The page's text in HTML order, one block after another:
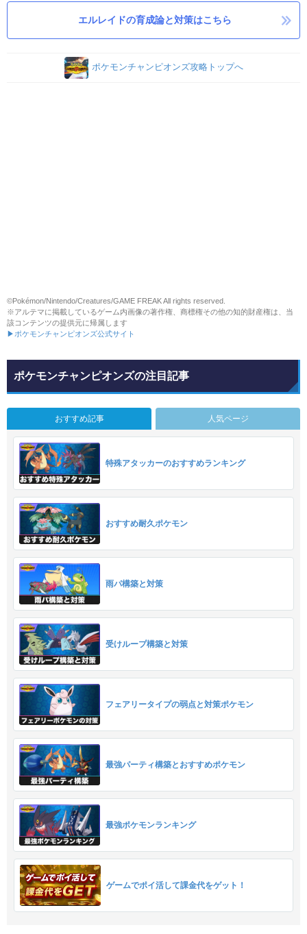
エルレイドの育成論と対策はこちら
ポケモンチャンピオンズ攻略トップへ
©Pokémon/Nintendo/Creatures/GAME FREAK All rights reserved.
※アルテマに掲載しているゲーム内画像の著作権、商標権その他の知的財産権は、当
該コンテンツの提供元に帰属します
▶ポケモンチャンピオンズ公式サイト
ポケモンチャンピオンズの注目記事
おすすめ記事 人気ページ
特殊アタッカーのおすすめランキング
おすすめ耐久ポケモン
雨パ構築と対策
受けループ構築と対策
フェアリータイプの弱点と対策ポケモン
最強パーティ構築とおすすめポケモン
最強ポケモンランキング
ゲームでポイ活して課金代をゲット！